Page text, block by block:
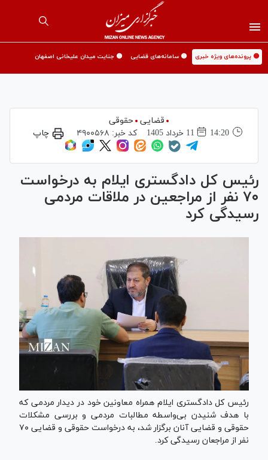
🟡 پرونده‌های ویژه خبری 🟡 سامانه‌های قضایی 🟡 جنایت میدان علیخانی اصفهان
قضایی حقوقی
14:20
11 خرداد 1405 کد خبر: ۴۹۰۰۵۶۸ چاپ
رئیس کل دادگستری ایلام به درخواست
۷۰ نفر از مراجعین در ملاقات مردمی
رسیدگی کرد
رئیس کل دادگستری ایلام همراه معاونین خود در دیدار مردمی که
با هدف شنیدن بی‌واسطه مطالبات مردمی و بررسی مشکلات
حقوقی و قضایی آنان برگزار شد، به درخواست حقوقی و قضایی ۷۰
نفر از مراجعان رسیدگی کرد.